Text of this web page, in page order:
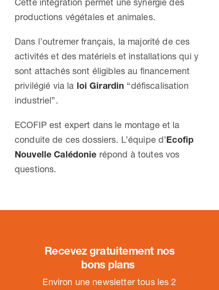
productions végétales et animales.
Dans l’outremer français, la majorité de ces
activités et des matériels et installations qui y
sont attachés sont éligibles au financement
privilégié via la loi Girardin “défiscalisation
industriel”.
ECOFIP est expert dans le montage et la
conduite de ces dossiers. L’équipe d’Ecofip
Nouvelle Calédonie répond à toutes vos
questions.
Recevez gratuitement nos
bons plans
Environ une newsletter tous les 2